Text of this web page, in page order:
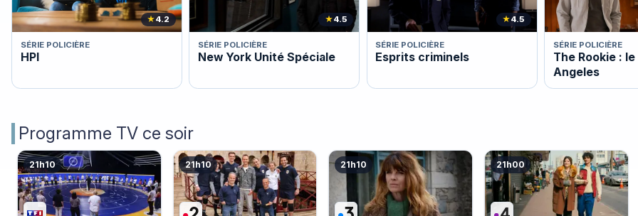
★4.2
SÉRIE POLICIÈRE
HPI
★4.5
SÉRIE POLICIÈRE
New York Unité Spéciale
★4.5
SÉRIE POLICIÈRE
Esprits criminels
SÉRIE POLICIÈRE
The Rookie :
Angeles
Programme TV ce soir
21h10 21h10 21h10 21h00